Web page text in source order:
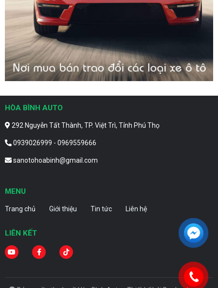
HÒA BÌNH AUTO
292 Nguyễn Tất Thành, TP. Việt Trì, Tỉnh Phú Thọ
0939026999 - 0969559666
sanotohoabinh@gmail.com
MENU
Trang chủ Giới thiệu Tin tức Liên hệ
LIÊN KẾT